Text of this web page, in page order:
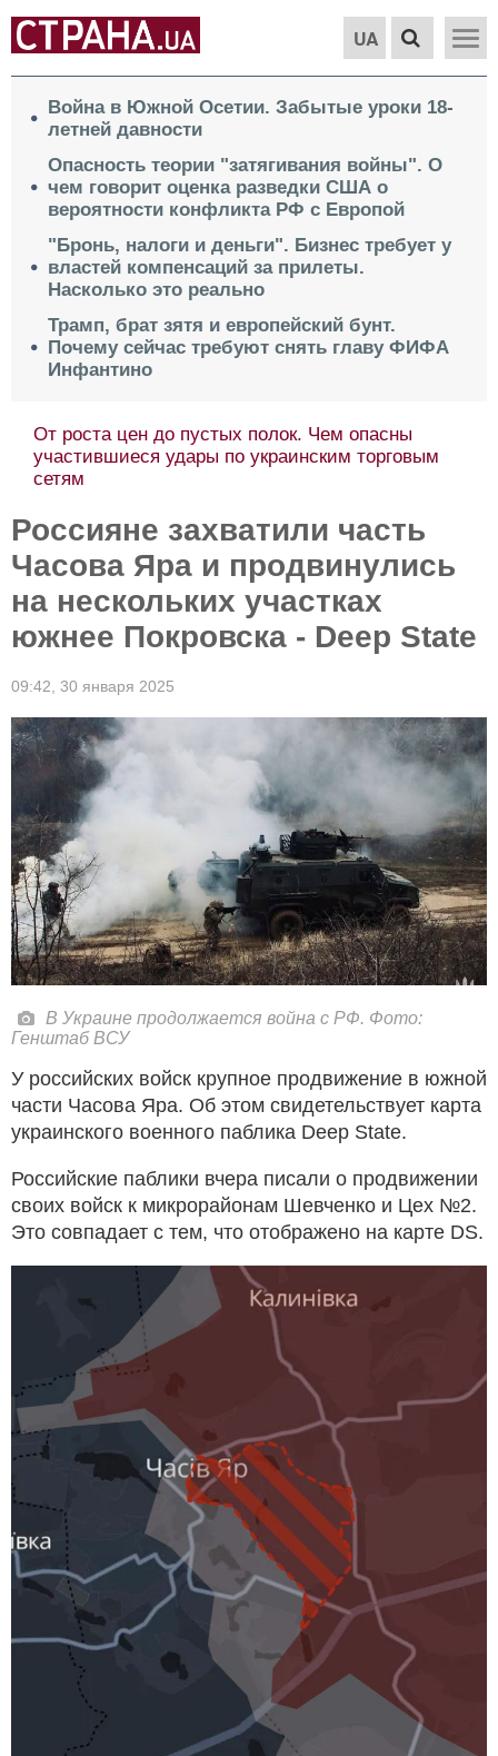
UA
Война в Южной Осетии. Забытые уроки 18-
летней давности
Опасность теории "затягивания войны". О
чем говорит оценка разведки США о
вероятности конфликта РФ с Европой
"Бронь, налоги и деньги". Бизнес требует у
властей компенсаций за прилеты.
Насколько это реально
Трамп, брат зятя и европейский бунт.
Почему сейчас требуют снять главу ФИФА
Инфантино
От роста цен до пустых полок. Чем опасны
участившиеся удары по украинским торговым
сетям
Россияне захватили часть
Часова Яра и продвинулись
на нескольких участках
южнее Покровска - Deep State
09:42, 30 января 2025
В Украине продолжается война с РФ. Фото:
Генштаб ВСУ
У российских войск крупное продвижение в южной
части Часова Яра. Об этом свидетельствует карта
украинского военного паблика Deep State.
Российские паблики вчера писали о продвижении
своих войск к микрорайонам Шевченко и Цех №2.
Это совпадает с тем, что отображено на карте DS.